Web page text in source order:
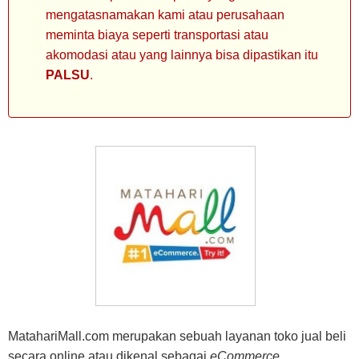
mengatasnamakan kami atau perusahaan
meminta biaya seperti transportasi atau
akomodasi atau yang lainnya bisa dipastikan itu
PALSU.
MatahariMall.com merupakan sebuah layanan toko jual beli
secara online atau dikenal sebagai eCommerce,